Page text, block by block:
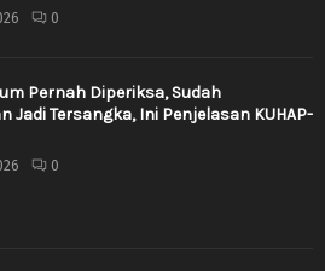
0
Pernah Diperiksa, Sudah
Jadi Tersangka, Ini Penjelasan KUHAP-
0